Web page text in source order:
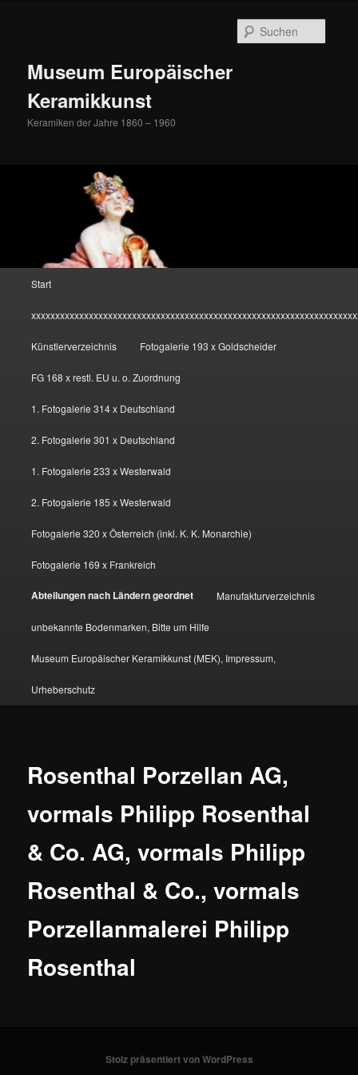
Museum Europäischer
Keramikkunst
Keramiken der Jahre 1860 – 1960
Start
Künstlerverzeichnis Fotogalerie 193 x Goldscheider
FG 168 x restl. EU u. o. Zuordnung
1. Fotogalerie 314 x Deutschland
2. Fotogalerie 301 x Deutschland
1. Fotogalerie 233 x Westerwald
2. Fotogalerie 185 x Westerwald
Fotogalerie 320 x Österreich (inkl. K. K. Monarchie)
Fotogalerie 169 x Frankreich
Abteilungen nach Ländern geordnet Manufakturverzeichnis
unbekannte Bodenmarken, Bitte um Hilfe
Museum Europäischer Keramikkunst (MEK), Impressum,
Urheberschutz
Rosenthal Porzellan AG,
vormals Philipp Rosenthal
& Co. AG, vormals Philipp
Rosenthal & Co., vormals
Porzellanmalerei Philipp
Rosenthal
Stolz präsentiert von WordPress